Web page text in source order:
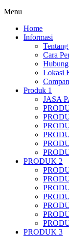
Menu
Home
Informasi
Cara
Lokasi
Produk 1
JASA
PRODUK 2
PRODUK 3